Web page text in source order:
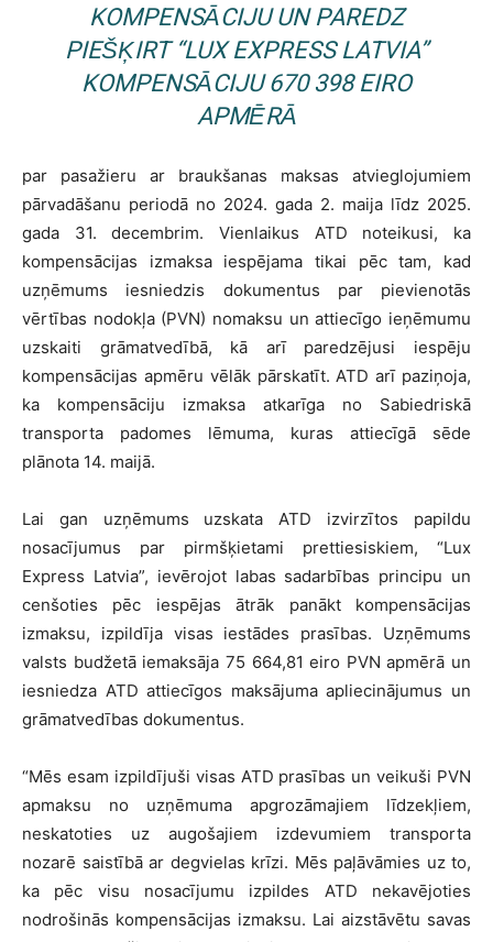
KOMPENSĀCIJU UN PAREDZ
PIEŠĶIRT “LUX EXPRESS LATVIA”
KOMPENSĀCIJU 670 398 EIRO
APMĒRĀ
par pasažieru ar braukšanas maksas atvieglojumiem
pārvadāšanu periodā no 2024. gada 2. maija līdz 2025.
gada 31. decembrim. Vienlaikus ATD noteikusi, ka
kompensācijas izmaksa iespējama tikai pēc tam, kad
uzņēmums iesniedzis dokumentus par pievienotās
vērtības nodokļa (PVN) nomaksu un attiecīgo ieņēmumu
uzskaiti grāmatvedībā, kā arī paredzējusi iespēju
kompensācijas apmēru vēlāk pārskatīt. ATD arī paziņoja,
ka kompensāciju izmaksa atkarīga no Sabiedriskā
transporta padomes lēmuma, kuras attiecīgā sēde
plānota 14. maijā.
Lai gan uzņēmums uzskata ATD izvirzītos papildu
nosacījumus par pirmšķietami prettiesiskiem, “Lux
Express Latvia”, ievērojot labas sadarbības principu un
cenšoties pēc iespējas ātrāk panākt kompensācijas
izmaksu, izpildīja visas iestādes prasības. Uzņēmums
valsts budžetā iemaksāja 75 664,81 eiro PVN apmērā un
iesniedza ATD attiecīgos maksājuma apliecinājumus un
grāmatvedības dokumentus.
“Mēs esam izpildījuši visas ATD prasības un veikuši PVN
apmaksu no uzņēmuma apgrozāmajiem līdzekļiem,
neskatoties uz augošajiem izdevumiem transporta
nozarē saistībā ar degvielas krīzi. Mēs paļāvāmies uz to,
ka pēc visu nosacījumu izpildes ATD nekavējoties
nodrošinās kompensācijas izmaksu. Lai aizstāvētu savas